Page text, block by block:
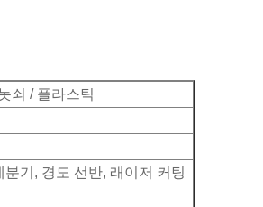
쇠 / 플라스틱
기, 경도 선반, 래이저 커팅